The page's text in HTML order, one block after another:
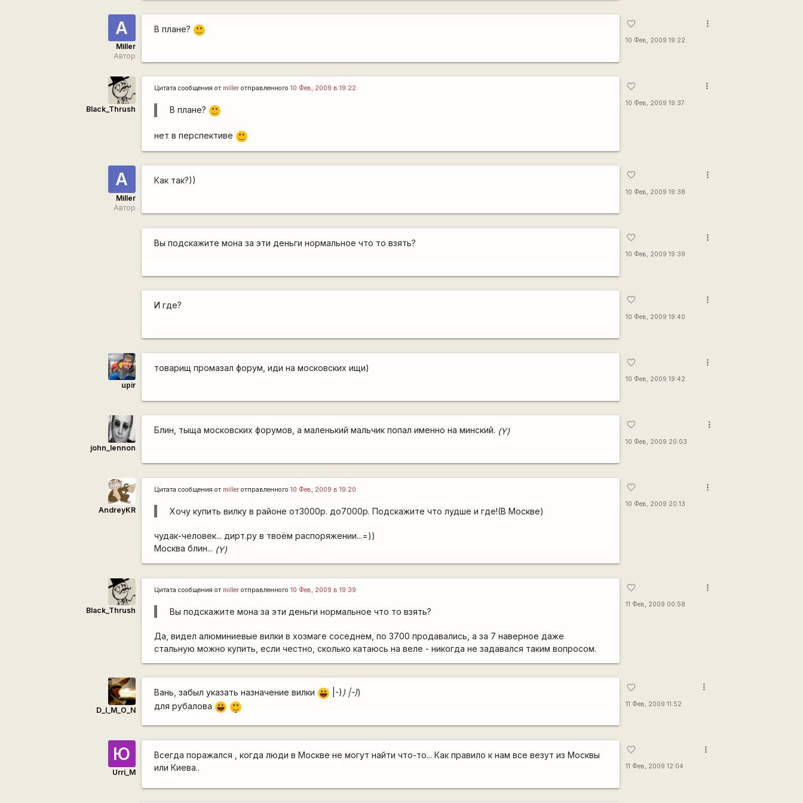
А
Miller
Автор
В плане? :)
favorite_border
10 Фев, 2009 19:22
more_vert
Black_Thrush
Цитата сообщения от miller отправленного10 Фев, 2009 в 19:22
В плане? :)
нет в перспективе :)
favorite_border
10 Фев, 2009 19:37
more_vert
А
Miller
Автор
Как так?))
favorite_border
10 Фев, 2009 19:38
more_vert
Вы подскажите мона за эти деньги нормальное что то взять?
favorite_border
10 Фев, 2009 19:39
more_vert
И где?
favorite_border
10 Фев, 2009 19:40
more_vert
upir
товарищ промазал форум, иди на московских ищи)
favorite_border
10 Фев, 2009 19:42
more_vert
john_lennon
Блин, тыща московских форумов, а маленький мальчик попал именно на минский. (Y)
favorite_border
10 Фев, 2009 20:03
more_vert
AndreyKR
Цитата сообщения от miller отправленного10 Фев, 2009 в 19:20
Хочу купить вилку в районе от3000р. до7000р. Подскажите что лудше и где!(В Москве)
чудак-человек... дирт.ру в твоём распоряжении...=))
Москва блин... (Y)
favorite_border
10 Фев, 2009 20:13
more_vert
Black_Thrush
Цитата сообщения от miller отправленного10 Фев, 2009 в 19:39
Вы подскажите мона за эти деньги нормальное что то взять?
Да, видел алюминиевые вилки в хозмаге соседнем, по 3700 продавались, а за 7 наверное даже
стальную можно купить, если честно, сколько катаюсь на веле - никогда не задавался таким вопросом.
favorite_border
11 Фев, 2009 00:58
more_vert
D_I_M_O_N
Вань, забыл указать назначение вилки |-)) |-)) |-))
для рубалова |-))
|-)
_)
favorite_border
11 Фев, 2009 11:52
more_vert
Ю
Urri_M
Всегда поражался , когда люди в Москве не могут найти что-то... Как правило к нам все везут из Москвы
или Киева..
favorite_border
11 Фев, 2009 12:04
more_vert